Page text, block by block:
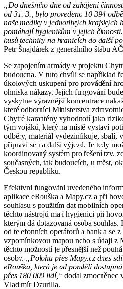
„Do dnešního dne od zahájení
od 31. 3., bylo provedeno 10 394
naše mediky v jednotlivých krajských
pomáhají hygienikům v jejich
kusů techniky na hranicích do další
Petr Šnajdárek z generálního štábu
Se zapojením armády v projektu
budoucna. V tuto chvíli se například
úkolových uskupení pro provádění
ohniska nákazy. Jejich fungování
vyskytne výraznější koncentrace
které odborníci Ministerstva
Chytré karantény vyhodnotí jako
tým vojáků, který na místě vystaví
odběry, materiál vydezinfikuje, sbalí,
připraví se na další výjezd. Je tedy
koordinovaný systém pro řešení tzv.
současných, tak budoucích, u měst,
Českou republiku.
Efektivní fungování uvedeného
aplikace eRouška a Mapy.cz a při
souhlasu s použitím dat mobilních
těchto nástrojů mají hygienici při
kterým dá dotazovaná osoba
od telefonních operátorů a bank a se
vzpomínkovou mapou nebo s údaji z
těchto možností je přesnější než
osoby.
„Polohu přes Mapy.cz dnes
eRouška, která je od pondělí
přes 180 000 lidí,“ dodal zmocněnec
Vladimír Dzurilla.